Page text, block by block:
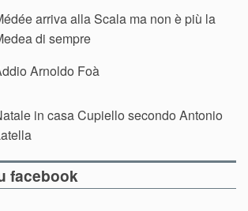
arriva alla Scala ma non è più la
di sempre
Arnoldo Foà
in casa Cupiello secondo Antonio
facebook